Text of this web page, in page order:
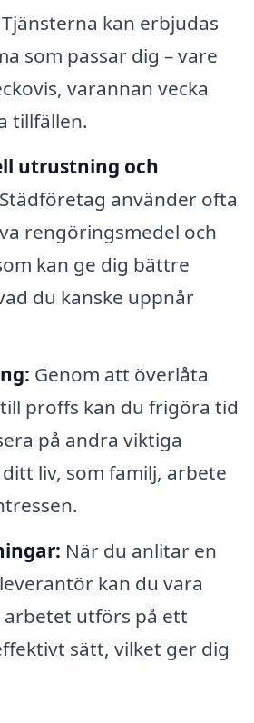
Tjänsterna kan erbjudas
som passar dig – vare
varannan vecka
tillfällen.
utrustning och
Städföretag använder ofta
rengöringsmedel och
kan ge dig bättre
du kanske uppnår
Genom att överlåta
proffs kan du frigöra tid
på andra viktiga
liv, som familj, arbete
När du anlitar en
kan du vara
arbetet utförs på ett
sätt, vilket ger dig